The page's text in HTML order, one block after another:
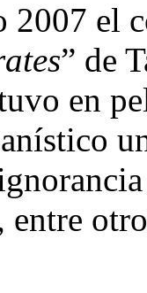
2007 el
” de
en